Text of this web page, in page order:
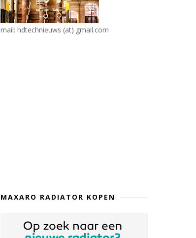
mail: hdtechnieuws (at) gmail.com
MAXARO RADIATOR KOPEN